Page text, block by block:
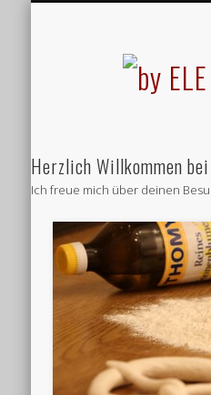
Herzlich Willkommen
Ich freue mich über deinen